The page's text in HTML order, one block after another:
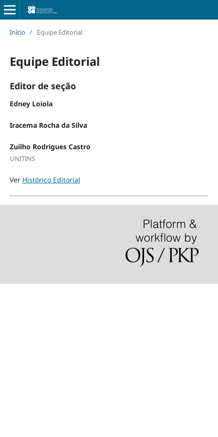
Início / Equipe Editorial
Equipe Editorial
Editor de seção
Edney Loiola
Iracema Rocha da Silva
Zuilho Rodrigues Castro
UNITINS
Ver Histórico Editorial